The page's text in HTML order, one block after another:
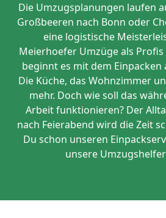
Die Umzugsplanungen laufen
Großbeeren nach Bonn oder
eine logistische
Meierhoefer Umzüge als
beginnt es mit dem Einpacken
Die Küche, das Wohnzimmer
mehr. Doch wie soll das
Arbeit funktionieren? Der
nach Feierabend wird die Zeit
Du schon unseren
unsere